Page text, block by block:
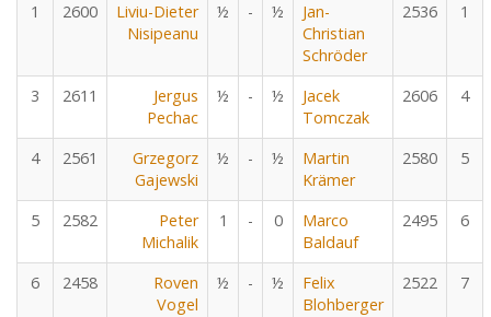
1 2600
Liviu-Dieter
Nisipeanu
½ - ½
Jan-
Christian
Schröder
2536 1
3 2611
Jergus
Pechac
½ - ½
Jacek
Tomczak
2606 4
4 2561
Grzegorz
Gajewski
½ - ½
Martin
Krämer
2580 5
5 2582
Peter
Michalik
1 - 0
Marco
Baldauf
2495 6
6 2458
Roven
Vogel
½ - ½
Felix
Blohberger
2522 7